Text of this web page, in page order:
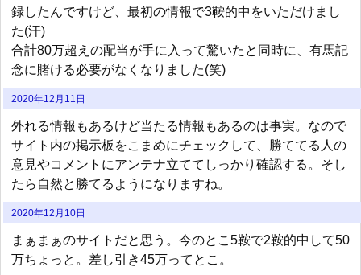
録したんですけど、最初の情報で3鞍的中をいただけまし
た(汗)
合計80万超えの配当が手に入って驚いたと同時に、有馬記
念に賭ける必要がなくなりました(笑)
2020年12月11日
外れる情報もあるけど当たる情報もあるのは事実。なので
サイト内の掲示板をこまめにチェックして、勝ててる人の
意見やコメントにアンテナ立ててしっかり確認する。そし
たら自然と勝てるようになりますね。
2020年12月10日
まぁまぁのサイトだと思う。今のとこ5鞍で2鞍的中して50
万ちょっと。差し引き45万ってとこ。